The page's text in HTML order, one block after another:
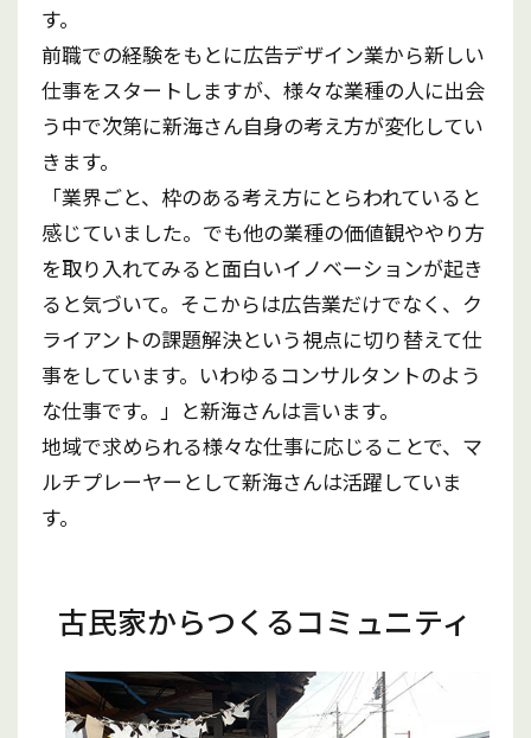
す。
前職での経験をもとに広告デザイン業から新しい
仕事をスタートしますが、様々な業種の人に出会
う中で次第に新海さん自身の考え方が変化してい
きます。
「業界ごと、枠のある考え方にとらわれていると
感じていました。でも他の業種の価値観ややり方
を取り入れてみると面白いイノベーションが起き
ると気づいて。そこからは広告業だけでなく、ク
ライアントの課題解決という視点に切り替えて仕
事をしています。いわゆるコンサルタントのよう
な仕事です。」と新海さんは言います。
地域で求められる様々な仕事に応じることで、マ
ルチプレーヤーとして新海さんは活躍していま
す。
古民家からつくるコミュニティ